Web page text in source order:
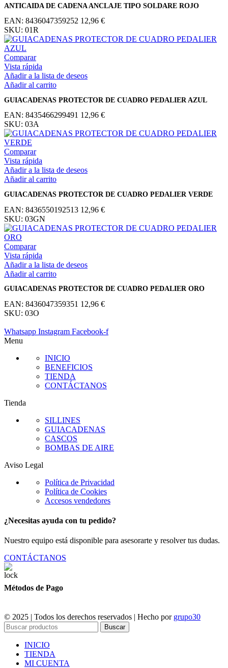
ANTICAIDA DE CADENA ANCLAJE TIPO SOLDARE ROJO
EAN: 8436047359252 12,96 €
SKU: 01R
Comparar
Vista rápida
Añadir a la lista de deseos
Añadir al carrito
GUIACADENAS PROTECTOR DE CUADRO PEDALIER AZUL
EAN: 8435466299491 12,96 €
SKU: 03A
Comparar
Vista rápida
Añadir a la lista de deseos
Añadir al carrito
GUIACADENAS PROTECTOR DE CUADRO PEDALIER VERDE
EAN: 8436550192513 12,96 €
SKU: 03GN
Comparar
Vista rápida
Añadir a la lista de deseos
Añadir al carrito
GUIACADENAS PROTECTOR DE CUADRO PEDALIER ORO
EAN: 8436047359351 12,96 €
SKU: 03O
Whatsapp Instagram Facebook-f
Menu
INICIO
BENEFICIOS
TIENDA
CONTÁCTANOS
Tienda
SILLINES
GUIACADENAS
CASCOS
BOMBAS DE AIRE
Aviso Legal
Política de Privacidad
Política de Cookies
Accesos vendedores
¿Necesitas ayuda con tu pedido?
Nuestro equipo está disponible para asesorarte y resolver tus dudas.
CONTÁCTANOS
Métodos de Pago
© 2025 | Todos los derechos reservados | Hecho por grupo30
Buscar
INICIO
TIENDA
MI CUENTA